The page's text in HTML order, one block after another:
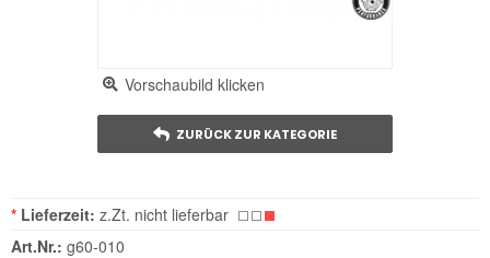
Vorschaubild klicken
ZURÜCK ZUR KATEGORIE
* Lieferzeit: z.Zt. nicht lieferbar
Art.Nr.: g60-010